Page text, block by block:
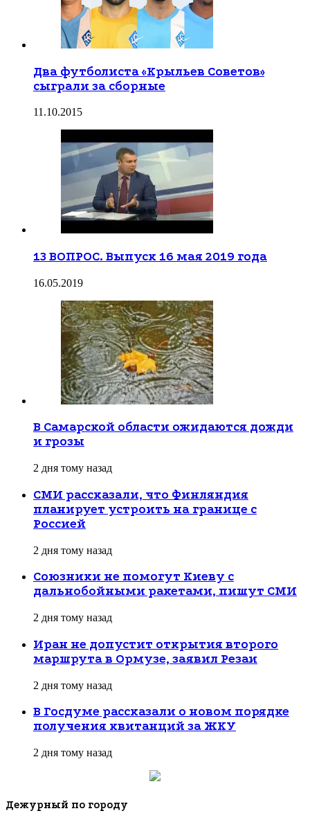
Два футболиста «Крыльев Советов»
сыграли за сборные
11.10.2015
13 ВОПРОС. Выпуск 16 мая 2019 года
16.05.2019
В Самарской области ожидаются дожди
и грозы
2 дня тому назад
СМИ рассказали, что Финляндия
планирует устроить на границе с
Россией
2 дня тому назад
Союзники не помогут Киеву с
дальнобойными ракетами, пишут СМИ
2 дня тому назад
Иран не допустит открытия второго
маршрута в Ормузе, заявил Резаи
2 дня тому назад
В Госдуме рассказали о новом порядке
получения квитанций за ЖКУ
2 дня тому назад
Дежурный по городу